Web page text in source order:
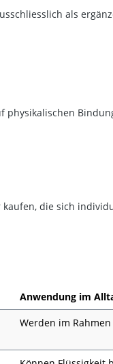
als
kaufen, die sich
Anwendung im
Werden im